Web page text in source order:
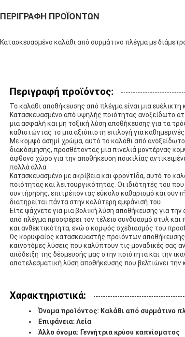
ΠΕΡΙΓΡΑΦΉ ΠΡΟΪΌΝΤΩΝ
Κατασκευασμένο καλάθι από συρμάτινο πλέγμα με
Περιγραφή προϊόντος:
Το καλάθι αποθήκευσης από πλέγμα είναι μια
Κατασκευασμένο από υψηλής ποιότητας ανοξείδωτο
μια ασφαλή και μη τοξική λύση αποθήκευσης για τα
καθιστώντας το μια αξιόπιστη επιλογή για
Με κομψό ασημί χρώμα, αυτό το καλάθι από
διακόσμησης, προσθέτοντας μια πινελιά μοντέρνας
άφθονο χώρο για την αποθήκευση ποικιλίας
πολλά άλλα.
Κατασκευασμένο με ακρίβεια και φροντίδα, αυτό το
ποιότητας και λειτουργικότητας. Οι ιδιότητές του
συντήρησης, επιτρέποντας εύκολο καθαρισμό και
διατηρείται πάντα στην καλύτερη εμφάνισή του.
Είτε ψάχνετε για μια βολική λύση αποθήκευσης για
από πλέγμα προσφέρει τον τέλειο συνδυασμό στυλ
και ανθεκτικότητα, ενώ ο κομψός σχεδιασμός του
Ως κορυφαίος κατασκευαστής προϊόντων
καινοτόμες λύσεις που καλύπτουν τις μοναδικές σας
απόδειξη της δέσμευσής μας στην ποιότητα και την
αποτελεσματική λύση αποθήκευσης που βελτιώνει την
Χαρακτηριστικά:
Όνομα προϊόντος: Καλάθι από συρμάτινο
Επιφάνεια: Λεία
Άλλο όνομα: Γεννήτρια κρύου καπνίσματος